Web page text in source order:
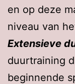
en op deze
niveau van
Extensieve
duurtraining
beginnende